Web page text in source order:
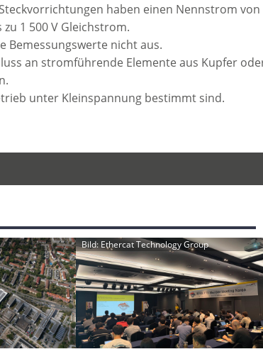
haben einen Nennstrom von
1 500 V Gleichstrom.
Bemessungswerte nicht aus.
an stromführende Elemente aus Kupfer
unter Kleinspannung bestimmt sind.
Bild: Ethercat Technology Group